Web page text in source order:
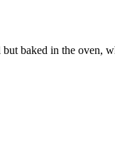
baked in the oven,